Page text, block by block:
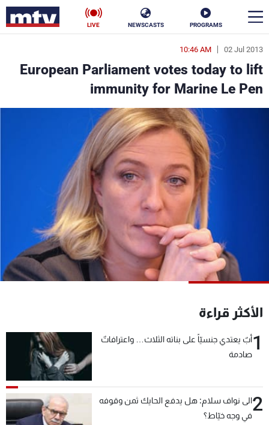
PROGRAMS
NEWSCASTS
LIVE
02 Jul 2013
10:46 AM
European Parliament votes today to lift
immunity for Marine Le Pen
الأكثر قراءة
1أبٌ يعتدي جنسيّاً على بناته الثلاث… واعترافاتٌ
صادمة
2الى نواف سلام: هل يدفع الحايك ثمن وقوفه
في وجه خيّاط؟
en
الأخبار
سياسة ناس
فن
رياضة
كأس العالم
البرامج
جدول البرامج
شاهد البرامج
عن MTV
الإنـتـاج
وظائف
شروط الإسـتخدام